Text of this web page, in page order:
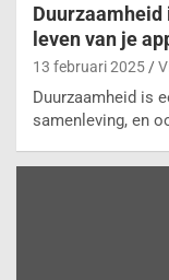
Duurzaamheid
leven van je
13 februari 2025
Duurzaamheid is
samenleving, en